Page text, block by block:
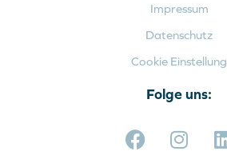
Impressum
Datenschutz
Cookie Einstellung
Folge uns: